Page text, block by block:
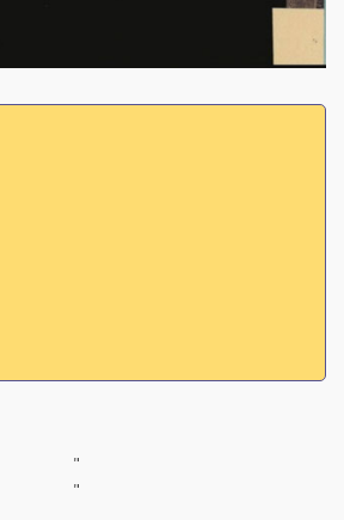
"
"